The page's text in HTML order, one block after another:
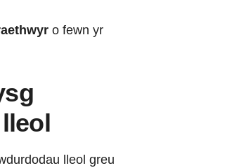
o fewn yr
lleol greu